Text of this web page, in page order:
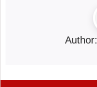
Author: